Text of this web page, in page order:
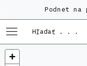
Podnet na